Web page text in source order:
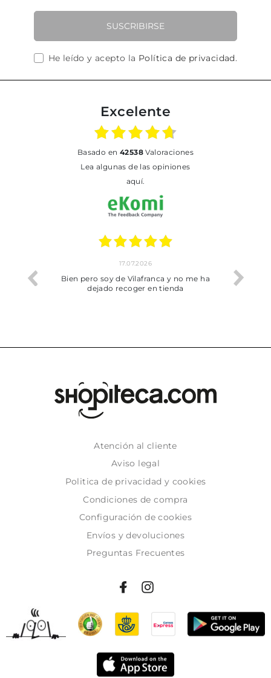
SUSCRIBIRSE
He leído y acepto la Política de privacidad.
Excelente
basado en 42538Valoraciones
Lea algunas de las opiniones
aquí.
trobat
17.07.2026
Bien pero soy de Vilafranca y no me ha
dejado recoger en tienda
Atención al cliente
Aviso legal
Politica de privacidad y cookies
Condiciones de compra
Configuración de cookies
Envíos y devoluciones
Preguntas Frecuentes